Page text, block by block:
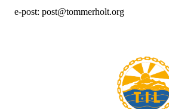
e-post: post@tommerholt.org